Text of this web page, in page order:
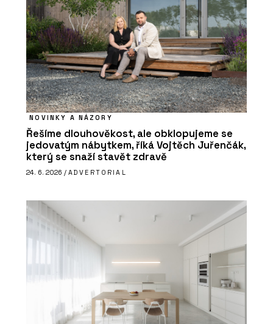
NOVINKY A NÁZORY
Řešíme dlouhověkost, ale obklopujeme se
jedovatým nábytkem, říká Vojtěch Juřenčák,
který se snaží stavět zdravě
24. 6. 2026 / ADVERTORIAL